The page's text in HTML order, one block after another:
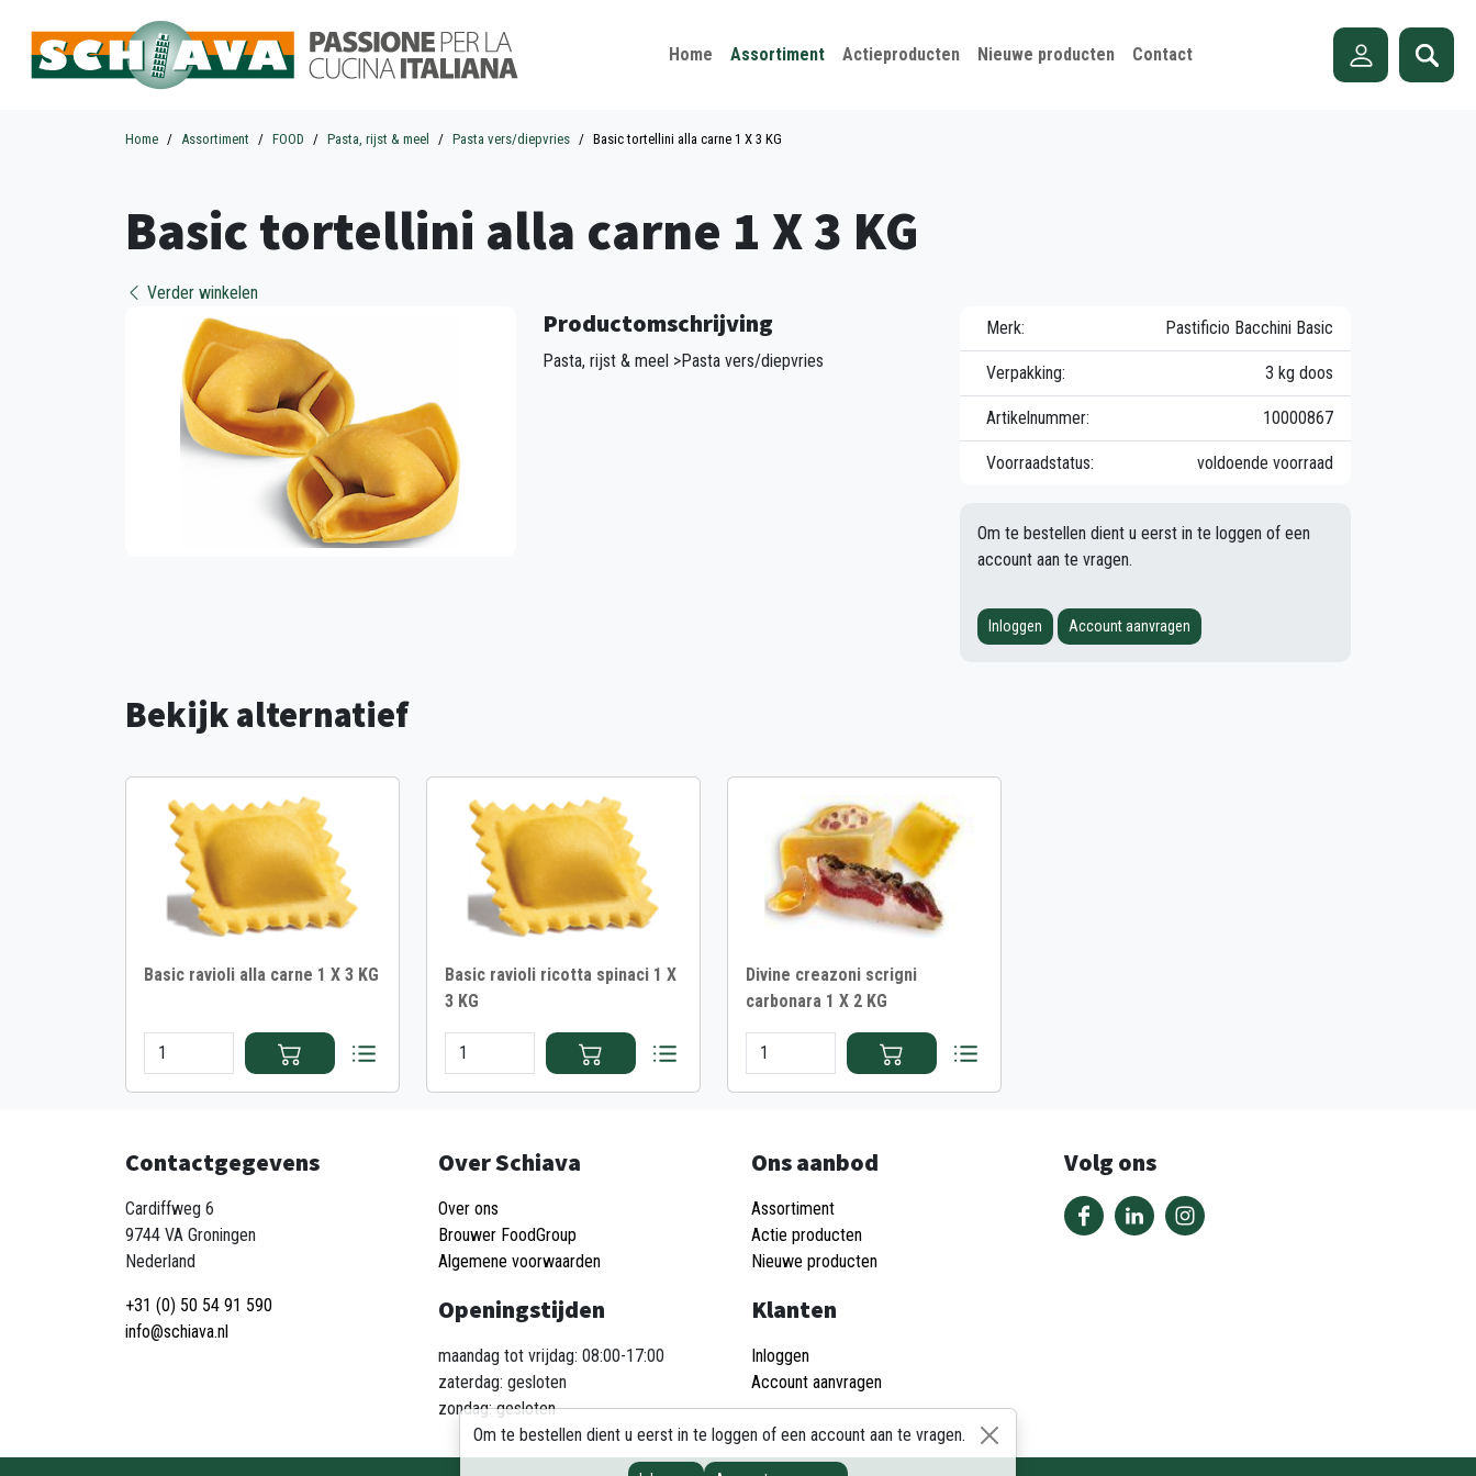
Home Assortiment Actieproducten Nieuwe producten Contact
Home Assortiment FOOD Pasta, rijst & meel Pasta vers/diepvries Basic tortellini alla carne 1 X 3 KG
Basic tortellini alla carne 1 X 3 KG
Verder winkelen
Productomschrijving
Pasta, rijst & meel >Pasta vers/diepvries
Merk: Pastificio Bacchini Basic
Verpakking: 3 kg doos
Artikelnummer: 10000867
Voorraadstatus: voldoende voorraad
Om te bestellen dient u eerst in te loggen of een
account aan te vragen.
Inloggen Account aanvragen
Bekijk alternatief
Basic ravioli alla carne 1 X 3 KG
Basic ravioli ricotta spinaci 1 X
3 KG
Divine creazoni scrigni
carbonara 1 X 2 KG
Om te bestellen dient u eerst in te loggen of een account aan te vragen.
Contactgegevens
Cardiffweg 6
9744 VA Groningen
Nederland
+31 (0) 50 54 91 590
info@schiava.nl
Over Schiava
Over ons
Brouwer FoodGroup
Algemene voorwaarden
Openingstijden
maandag tot vrijdag: 08:00-17:00
zaterdag: gesloten
zondag: gesloten
Ons aanbod
Assortiment
Actie producten
Nieuwe producten
Klanten
Inloggen
Account aanvragen
Volg ons